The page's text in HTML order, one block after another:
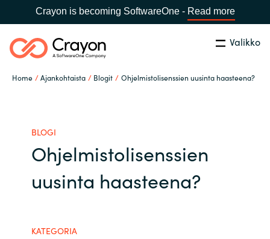
Crayon is becoming SoftwareOne - Read more
Valikko
Home Ajankohtaista Blogit Ohjelmistolisenssien uusinta haasteena?
Global site
Etsi Sulje
Ohjelmistovalmistajat
Ajankohtaista
BLOGI
Ohjelmistolisenssien
uusinta haasteena?
KATEGORIA